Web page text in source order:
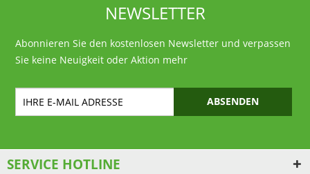
NEWSLETTER
Abonnieren Sie den kostenlosen Newsletter und verpassen
Sie keine Neuigkeit oder Aktion mehr
ABSENDEN
SERVICE HOTLINE